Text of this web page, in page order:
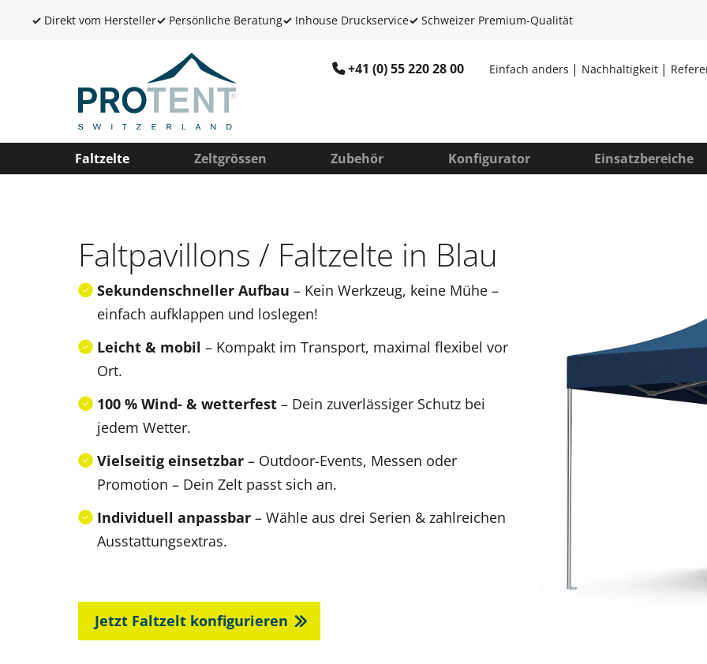
✓ Direkt vom Hersteller✓ Persönliche Beratung✓ Inhouse Druckservice✓ Schweizer Premium-Qualität
+41 (0) 55 220 28 00 Einfach anders Nachhaltigkeit
Faltzelte Zeltgrössen Zubehör Konfigurator Einsatzbereiche
Faltpavillons / Faltzelte in Blau
Sekundenschneller Aufbau – Kein Werkzeug, keine Mühe –
einfach aufklappen und loslegen!
Leicht & mobil – Kompakt im Transport, maximal flexibel vor
Ort.
100 % Wind- & wetterfest – Dein zuverlässiger Schutz bei
jedem Wetter.
Vielseitig einsetzbar – Outdoor-Events, Messen oder
Promotion – Dein Zelt passt sich an.
Individuell anpassbar – Wähle aus drei Serien & zahlreichen
Ausstattungsextras.
Jetzt Faltzelt konfigurieren